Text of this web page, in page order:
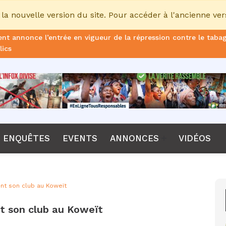
nouvelle version du site. Pour accéder à l'ancienne
annonce l’entrée en vigueur de la répression contre le
le non-renouvellement du contrat d'Emerse Faé à la tête
nouveau sélectionneur de l’équipe de France
CPI, Karim Khan, démis de ses fonctions par les États parties
ENQUÊTES EVENTS ANNONCES VIDÉOS
son club au Koweït
son club au Koweït